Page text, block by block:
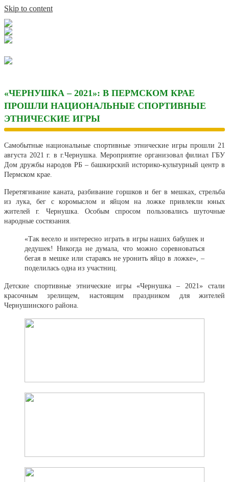
Skip to content
«ЧЕРНУШКА – 2021»: В ПЕРМСКОМ КРАЕ
ПРОШЛИ НАЦИОНАЛЬНЫЕ СПОРТИВНЫЕ
ЭТНИЧЕСКИЕ ИГРЫ
Самобытные национальные спортивные этнические игры прошли 21
августа 2021 г. в г.Чернушка. Мероприятие организовал филиал ГБУ
Дом дружбы народов РБ – башкирский историко-культурный центр в
Пермском крае.
Перетягивание каната, разбивание горшков и бег в мешках, стрельба
из лука, бег с коромыслом и яйцом на ложке привлекли юных
жителей г. Чернушка. Особым спросом пользовались шуточные
народные состязания.
«Так весело и интересно играть в игры наших бабушек и
дедушек! Никогда не думала, что можно соревноваться
бегая в мешке или стараясь не уронить яйцо в ложке», –
поделилась одна из участниц.
Детские спортивные этнические игры «Чернушка – 2021» стали
красочным зрелищем, настоящим праздником для жителей
Чернушинского района.